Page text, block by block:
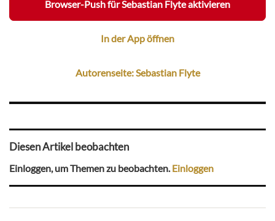
Browser-Push für Sebastian Flyte aktivieren
In der App öffnen
Autorenseite: Sebastian Flyte
Diesen Artikel beobachten
Einloggen, um Themen zu beobachten.Einloggen